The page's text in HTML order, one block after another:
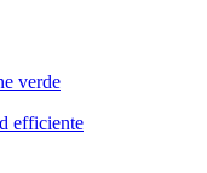
verde
efficiente